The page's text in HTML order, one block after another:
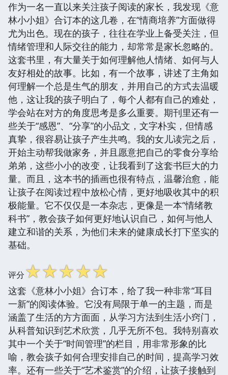
作为一名一直以来关注孩子阅读的家长，我发现《意
林小小姐》合订本的这几卷，在“情商培养”方面做得
尤为出色。现在的孩子，往往在学业上备受关注，但
情绪管理和人际交往的能力，却常常是家长忽略的。
这套书里，有大量关于如何理解他人情绪、如何与人
友好相处的故事。比如，有一个故事，讲述了主角如
何理解一个总是生气的朋友，并用自己的方式去温暖
他，这让我的孩子明白了，每个人都有自己的难处，
学会站在对方的角度思考是多么重要。期刊里还有一
些关于“感恩”、“分享”的小品文，文字朴实，但情感
真挚，很容易让孩子产生共鸣。我的女儿读完之后，
开始主动帮我做家务，并且愿意把自己的零食分享给
弟弟，这些小小的改变，让我看到了这套书巨大的力
量。而且，这本书的插画也很有特点，温馨治愈，能
让孩子在阅读过程中放松心情，更好地吸收其中的积
极能量。它不仅仅是一本杂志，更像是一本“情绪教
科书”，教会孩子如何更好地认识自己，如何与他人
建立和谐的关系，为他们未来的健康成长打下坚实的
基础。
评分☆☆☆☆☆
这套《意林小小姐》合订本，给了我一种非常“耳目
一新”的阅读体验。它没有局限于单一的主题，而是
涵盖了生活的方方面面，从学习方法到生活小窍门，
从科普知识到艺术欣赏，几乎无所不包。我特别喜欢
其中一个关于“时间管理”的栏目，用非常形象的比
喻，教会孩子如何合理安排自己的时间，提高学习效
率。还有一些关于“艺术鉴赏”的介绍，让孩子接触到